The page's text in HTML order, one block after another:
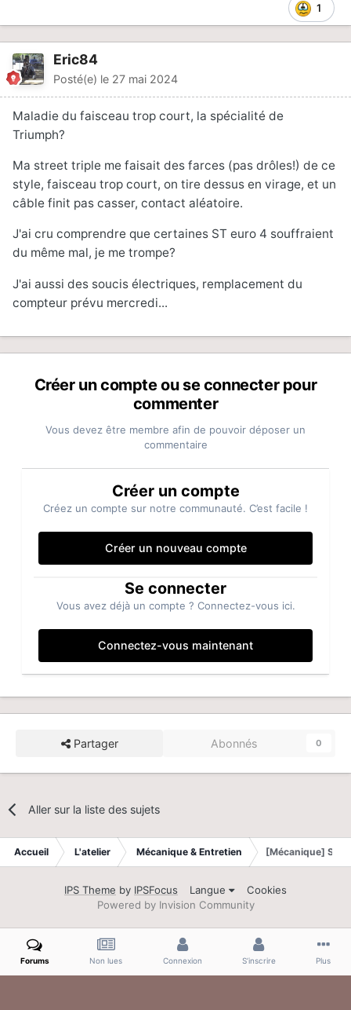
Je suis arrivé au rendez-vous avec un petit quart
d’heure d’avance, j’avais pris avec moi un testeur,
seconde clé de ma moto, pour voir en attendant le
dépanneur.
Surprise, la moto a redémarré au premier coup … j’ai
récemment pour une batterie, batterie lithium,
impeccable, 12,8 V avant démarrage et après
démarrage je monte à 13,6 / 13,8 V..
Donc elle tourne, en revanche j’ai un voyant moteur
qui reste allumé. J’ai donc rappelé le dépanneur
pour annuler son intervention, et j’ai emmené ma
C’est la deuxième ou troisième fois cette année
qu’elle me fait le coup, c’est un peu chiant j’aimerais
J’attends le verdict de chez Triumph et je vous
dirai. C’est histoire de partager avec vous, nos
certains d’entre vous ont rencontré ce type de
problème, merci de commenter, de m’éclairer. Bon
week-end !!!!
1
Eric84
Posté(e) le 27 mai 2024
Maladie du faisceau trop court, la spécialité de
Triumph?
Ma street triple me faisait des farces (pas drôles!) de ce
style, faisceau trop court, on tire dessus en virage, et un
câble finit pas casser, contact aléatoire.
J'ai cru comprendre que certaines ST euro 4 souffraient
du même mal, je me trompe?
J'ai aussi des soucis électriques, remplacement du
compteur prévu mercredi...
Créer un compte ou se connecter pour
commenter
Vous devez être membre afin de pouvoir déposer un
commentaire
Créer un compte
Créez un compte sur notre communauté. C’est facile !
Créer un nouveau compte
Se connecter
Vous avez déjà un compte ? Connectez-vous ici.
Connectez-vous maintenant
Partager Abonnés 0
Aller sur la liste des sujets
Accueil L'atelier Mécanique & Entretien [Mécanique]
IPS Theme by IPSFocus Langue
Cookies
Powered by Invision Community
Forums Non lues Connexion S’inscrire Plus